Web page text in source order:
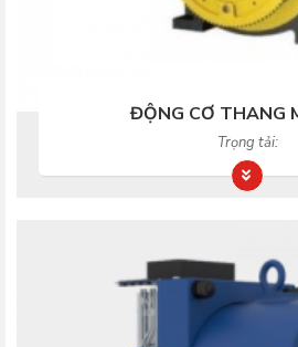
ĐỘNG CƠ THANG
Trọng tải: